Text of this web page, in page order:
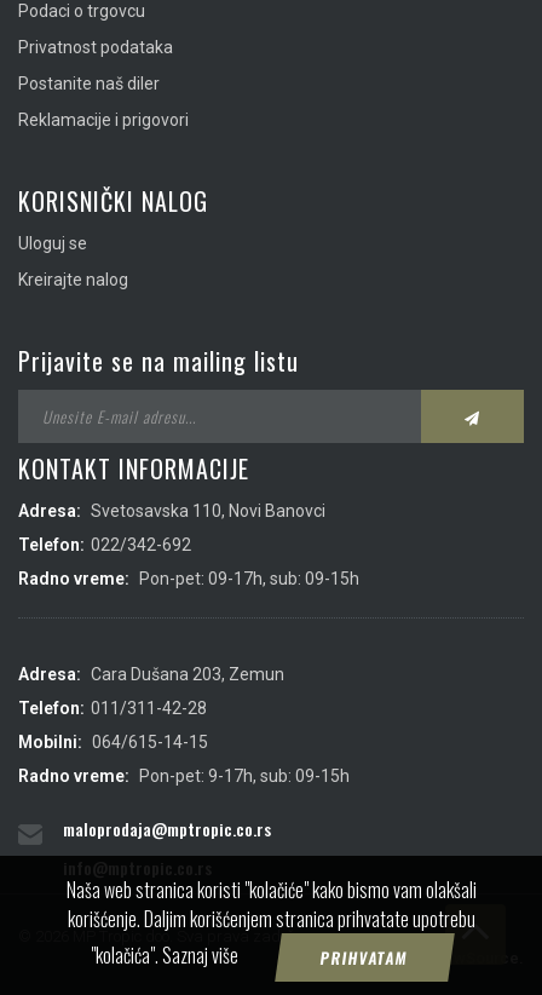
Podaci o trgovcu
Privatnost podataka
Postanite naš diler
Reklamacije i prigovori
KORISNIČKI NALOG
Uloguj se
Kreirajte nalog
Prijavite se na mailing listu
KONTAKT INFORMACIJE
Adresa: Svetosavska 110, Novi Banovci
Telefon: 022/342-692
Radno vreme:
Pon-pet: 09-17h, sub: 09-15h
Adresa: Cara Dušana 203, Zemun
Telefon: 011/311-42-28
Mobilni: 064/615-14-15
Radno vreme:
Pon-pet: 9-17h, sub: 09-15h
maloprodaja@mptropic.co.rs
© 2026 MP Tropic doo. Sva prava zadržana.
Created byIMS ViewSource.
Naša web stranica koristi "kolačiće" kako bismo vam olakšali
korišćenje. Daljim korišćenjem stranica prihvatate upotrebu
"kolačića".Saznaj više PRIHVATAM